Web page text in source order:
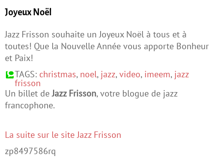
Joyeux Noël
Jazz Frisson souhaite un Joyeux Noël à tous et à
toutes! Que la Nouvelle Année vous apporte Bonheur
et Paix!
TAGS: christmas, noel, jazz, video, imeem, jazz
frisson
Un billet deJazz Frisson, votre blogue de jazz
francophone.
La suite sur le site Jazz Frisson
zp8497586rq